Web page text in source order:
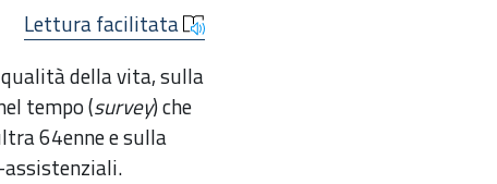
Lettura facilitata
qualità della vita, sulla
tempo (survey) che
64enne e sulla